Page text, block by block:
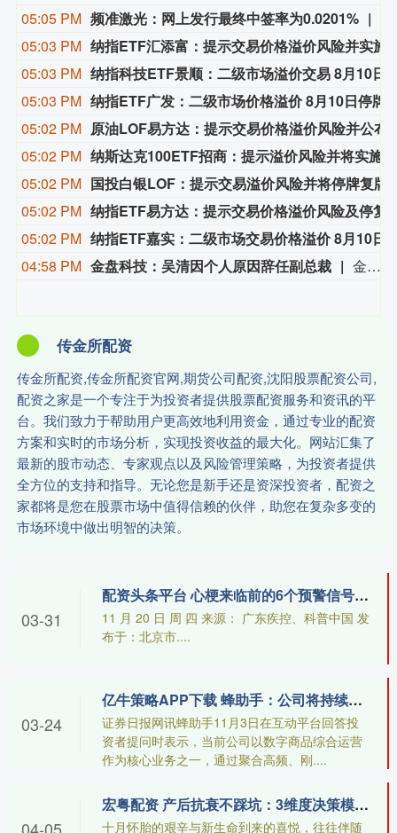
05:05 PM 频准激光：网上发行最终中签率为0.0201%
05:03 PM
05:03 PM
05:03 PM
05:02 PM
05:02 PM
05:02 PM
05:02 PM
05:02 PM
04:58 PM 金盘科技：吴清因个人原因辞任副总裁 金盘科技8月9日公告，公司董事会于2026年8月7日收到副总裁吴清的辞职报告，吴清因个人原因申请辞去公司副总裁职务，辞职报告自送达公司董事会之日起生效，吴清仍在公司担任其他职务。
传金所配资
传金所配资,传金所配资官网,期货公司配资,沈阳股票配资公司,
配资之家是一个专注于为投资者提供股票配资服务和资讯的平
台。我们致力于帮助用户更高效地利用资金，通过专业的配资
方案和实时的市场分析，实现投资收益的最大化。网站汇集了
最新的股市动态、专家观点以及风险管理策略，为投资者提供
全方位的支持和指导。无论您是新手还是资深投资者，配资之
家都将是您在股票市场中值得信赖的伙伴，助您在复杂多变的
市场环境中做出明智的决策。
配资头条平台 心梗来临前的6个预警信号！记住这些，关键时刻能救命！
11 月 20 日 周 四 来源： 广东疾控、科普中国 发
布于：北京市....
03-31
亿牛策略APP下载 蜂助手：公司将持续强化数字化服务能力，积极把握新消费与数字消费融合的发展机遇
证券日报网讯蜂助手11月3日在互动平台回答投
资者提问时表示，当前公司以数字商品综合运营
作为核心业务之一，通过聚合高频、刚....
03-24
宏粤配资 产后抗衰不踩坑：3维度决策模型，凝光ART帮你科学焕新
十月怀胎的艰辛与新生命到来的喜悦，往往伴随